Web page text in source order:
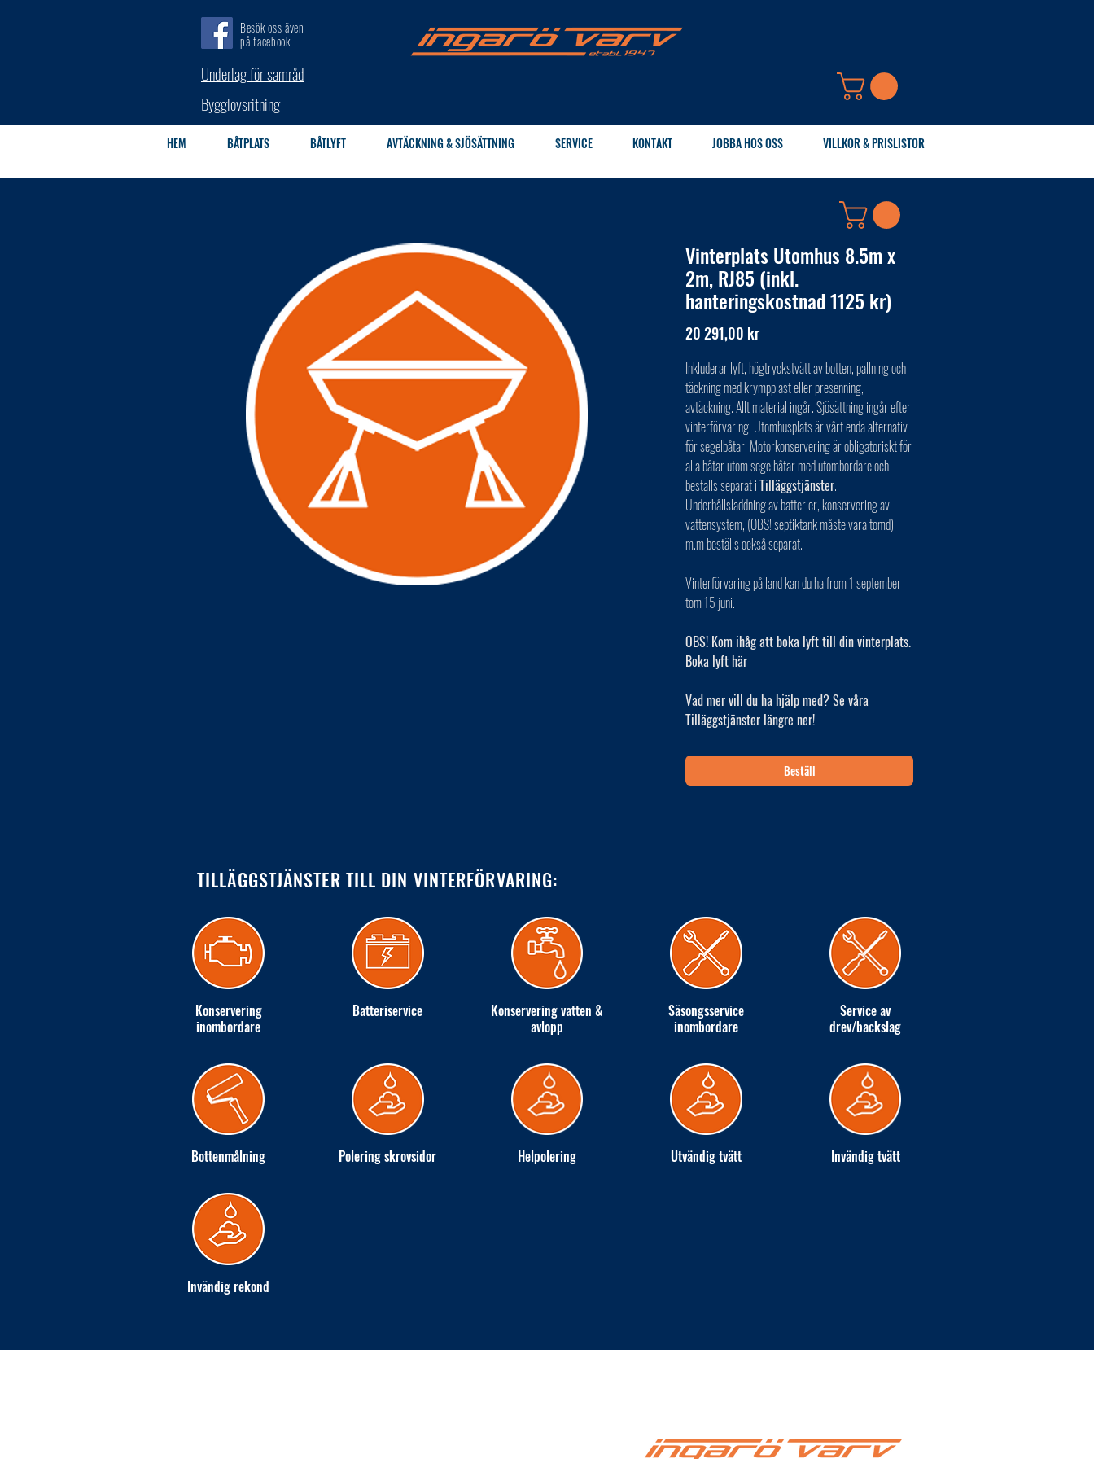
Besök oss även
på facebook
Underlag för samråd
Bygglovsritning
HEM BÅTPLATS BÅTLYFT AVTÄCKNING & SJÖSÄTTNING SERVICE KONTAKT JOBBA HOS OSS VILLKOR & PRISLISTOR
TILLÄGGSTJÄNSTER TILL DIN VINTERFÖRVARING:
Konservering
inombordare
Batteriservice
Konservering vatten &
avlopp
Säsongsservice
inombordare
Service av
drev/backslag
Bottenmålning Polering skrovsidor Helpolering Utvändig tvätt Invändig tvätt
Invändig rekond
Vinterplats Utomhus 8.5m x
2m, RJ85 (inkl.
hanteringskostnad 1125 kr)
20 291,00 krPris
Inkluderar lyft, högtryckstvätt av botten, pallning och
täckning med krympplast eller presenning,
avtäckning. Allt material ingår. Sjösättning ingår efter
vinterförvaring. Utomhusplats är vårt enda alternativ
för segelbåtar. Motorkonservering är obligatoriskt för
alla båtar utom segelbåtar med utombordare och
beställs separat iTilläggstjänster.
Underhållsladdning av batterier, konservering av
vattensystem, (OBS! septiktank måste vara tömd)
m.m beställs också separat.
Vinterförvaring på land kan du ha from 1 september
tom 15 juni.
OBS! Kom ihåg att boka lyft till din vinterplats.
Boka lyft här
Vad mer vill du ha hjälp med? Se våra
Tilläggstjänster längre ner!
Beställ